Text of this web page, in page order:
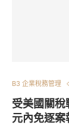
B3 企業稅務管理
受美國關
元內免逐案